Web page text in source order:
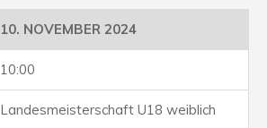
10. NOVEMBER 2024
10:00
Landesmeisterschaft U18 weiblich